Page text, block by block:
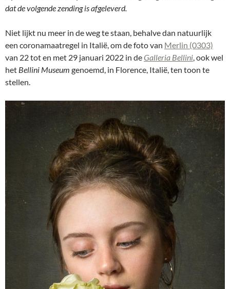
dat de volgende zending is afgeleverd.
Niet lijkt nu meer in de weg te staan, behalve dan natuurlijk
een coronamaatregel in Italië, om de foto van Merlin (0303)
van 22 tot en met 29 januari 2022 in deGalleria Bellini, ook wel
het Bellini Museum genoemd, in Florence, Italië, ten toon te
stellen.